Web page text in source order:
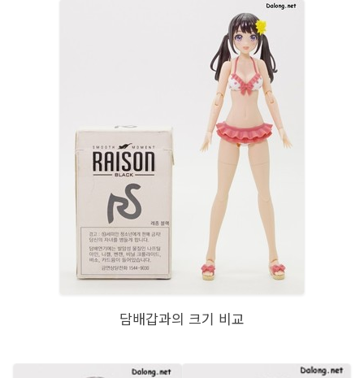
담배갑과의 크기 비교